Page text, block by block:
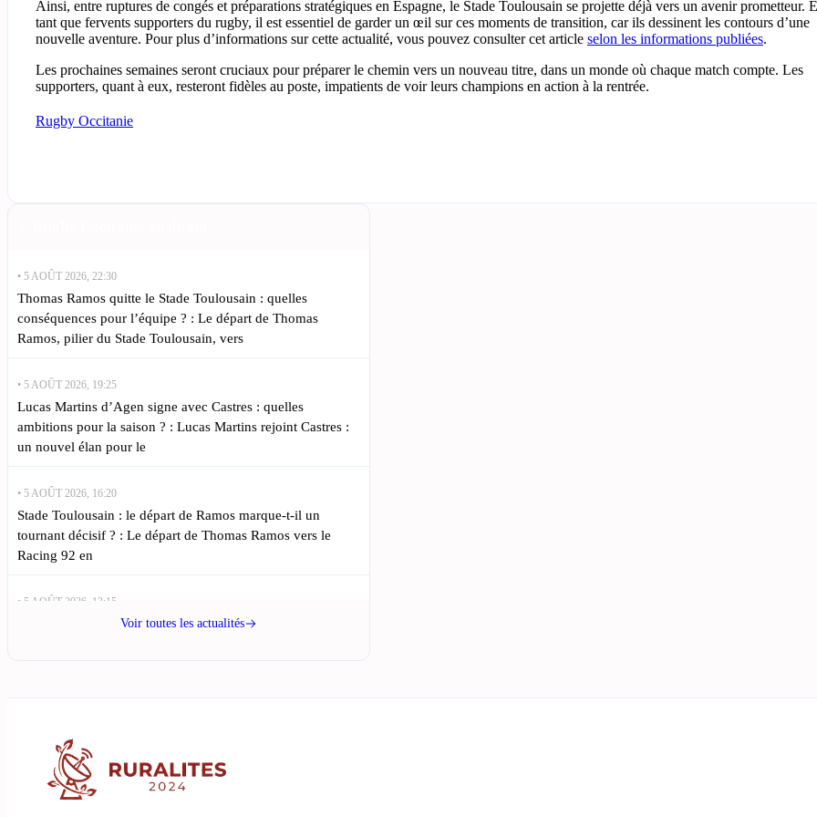
Ainsi, entre ruptures de congés et préparations stratégiques en Espagne, le Stade Toulousain se projette déjà vers un avenir prometteur.
tant que fervents supporters du rugby, il est essentiel de garder un œil sur ces moments de transition, car ils dessinent les contours d’une
nouvelle aventure. Pour plus d’informations sur cette actualité, vous pouvez consulter cet article selon les informations publiées.
Les prochaines semaines seront cruciaux pour préparer le chemin vers un nouveau titre, dans un monde où chaque match compte. Les
supporters, quant à eux, resteront fidèles au poste, impatients de voir leurs champions en action à la rentrée.
Rugby Occitanie
• 5 AOÛT 2026, 22:30
Thomas Ramos quitte le Stade Toulousain : quelles
conséquences pour l’équipe ? : Le départ de Thomas
Ramos, pilier du Stade Toulousain, vers
• 5 AOÛT 2026, 19:25
Lucas Martins d’Agen signe avec Castres : quelles
ambitions pour la saison ? : Lucas Martins rejoint Castres :
un nouvel élan pour le
• 5 AOÛT 2026, 16:20
Stade Toulousain : le départ de Ramos marque-t-il un
tournant décisif ? : Le départ de Thomas Ramos vers le
Racing 92 en
• 5 AOÛT 2026, 13:15
Ramos quitte Toulouse : Novès évoque un choix financier
pour le Top 14 : Lucas Martins : Une future étoile du rugby
à Castres
Voir toutes les actualités